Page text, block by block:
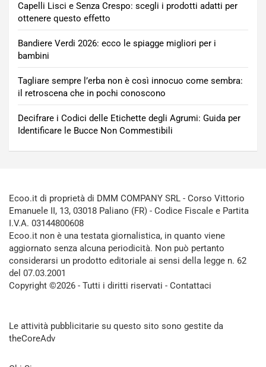
Capelli Lisci e Senza Crespo: scegli i prodotti adatti per
ottenere questo effetto
Bandiere Verdi 2026: ecco le spiagge migliori per i
bambini
Tagliare sempre l’erba non è così innocuo come sembra:
il retroscena che in pochi conoscono
Decifrare i Codici delle Etichette degli Agrumi: Guida per
Identificare le Bucce Non Commestibili
Ecoo.it di proprietà di DMM COMPANY SRL - Corso Vittorio
Emanuele II, 13, 03018 Paliano (FR) - Codice Fiscale e Partita
I.V.A. 03144800608
Ecoo.it non è una testata giornalistica, in quanto viene
aggiornato senza alcuna periodicità. Non può pertanto
considerarsi un prodotto editoriale ai sensi della legge n. 62
del 07.03.2001
Copyright ©2026 - Tutti i diritti riservati - Contattaci
Le attività pubblicitarie su questo sito sono gestite da
theCoreAdv